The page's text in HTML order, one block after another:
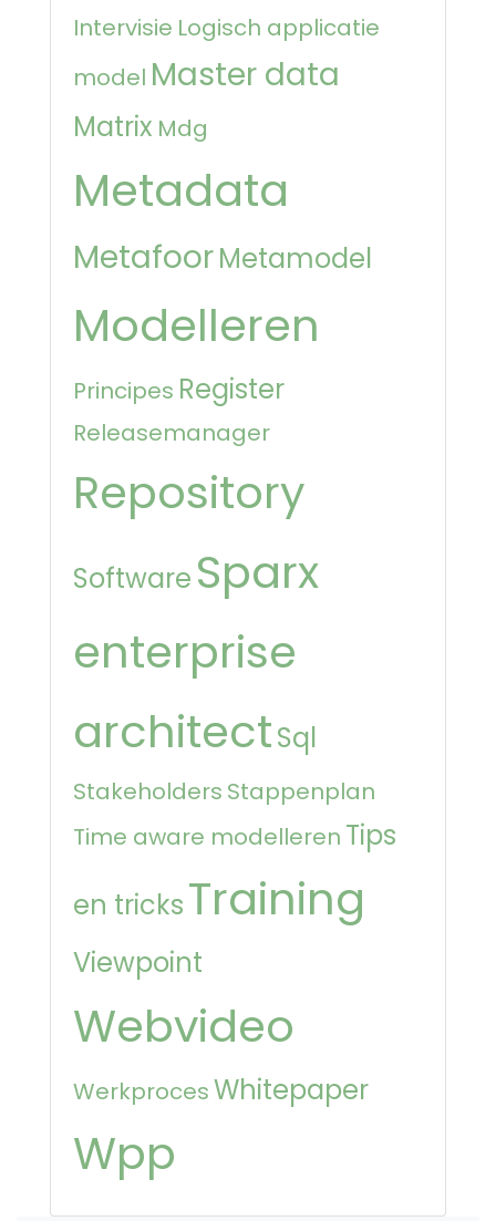
Intervisie Logisch applicatie
model Master data
Matrix Mdg
Metadata
MetafoorMetamodel
Modelleren
Principes Register
Releasemanager
Repository
Software Sparx
enterprise
architectSql
Stakeholders Stappenplan
Time aware modelleren Tips
en tricksTraining
Viewpoint
Webvideo
WerkprocesWhitepaper
Wpp